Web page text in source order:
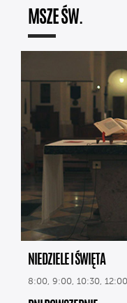
MSZE ŚW.
NIEDZIELE I ŚWIĘTA
8:00, 9:00, 10:30,